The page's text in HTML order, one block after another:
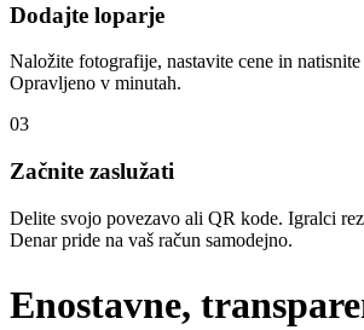
Dodajte loparje
Naložite fotografije, nastavite cene in
Opravljeno v minutah.
03
Začnite zaslužati
Delite svojo povezavo ali QR kode. Igralci
Denar pride na vaš račun samodejno.
Enostavne,